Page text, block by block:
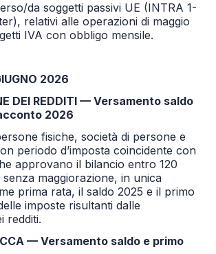
da soggetti passivi UE (INTRA 1-
relativi alle operazioni di maggio
IVA con obbligo mensile.
2026
DEI REDDITI — Versamento saldo
2026
fisiche, società di persone e
periodo d’imposta coincidente con
approvano il bilancio entro 120
maggiorazione, in unica
prima rata, il saldo 2025 e il primo
imposte risultanti dalle
redditi.
— Versamento saldo e primo